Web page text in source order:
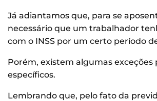
Já adiantamos que, para se
necessário que um trabalhador
com o INSS por um certo período
Porém, existem algumas exceções
específicos.
Lembrando que, pelo fato da